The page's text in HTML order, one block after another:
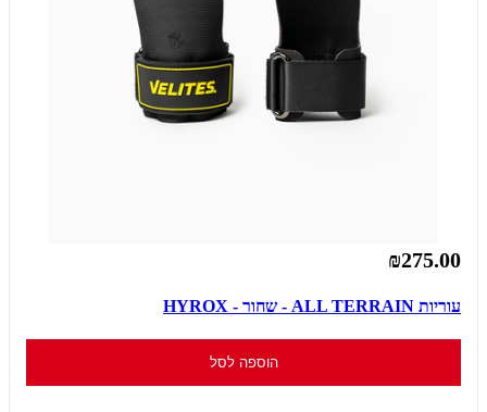
₪275.00
עוריות ALL TERRAIN - שחור - HYROX
הוספה לסל